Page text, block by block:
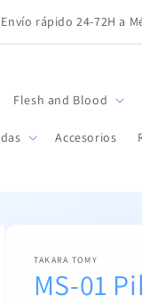
rápido 24-72H a
Flesh and Blood
Accesorios
TAKARA TOMY
MS-01